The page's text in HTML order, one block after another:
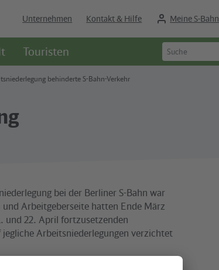
Unternehmen Kontakt & Hilfe Meine S-Bahn
Touristen
Suchbegriff
eingeben
behinderte S-Bahn-Verkehr
bei der Berliner S-Bahn war
Arbeitgeberseite hatten Ende März
und 22. April fortzusetzenden
Arbeitsniederlegungen verzichtet